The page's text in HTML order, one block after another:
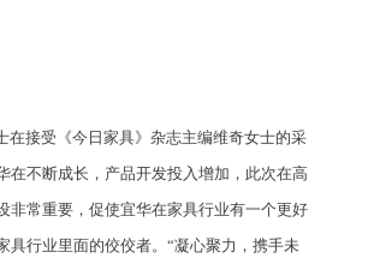
在接受《今日家具》杂志主编维奇女士的采
在不断成长，产品开发投入增加，此次在高
非常重要，促使宜华在家具行业有一个更好
具行业里面的佼佼者。“凝心聚力，携手未